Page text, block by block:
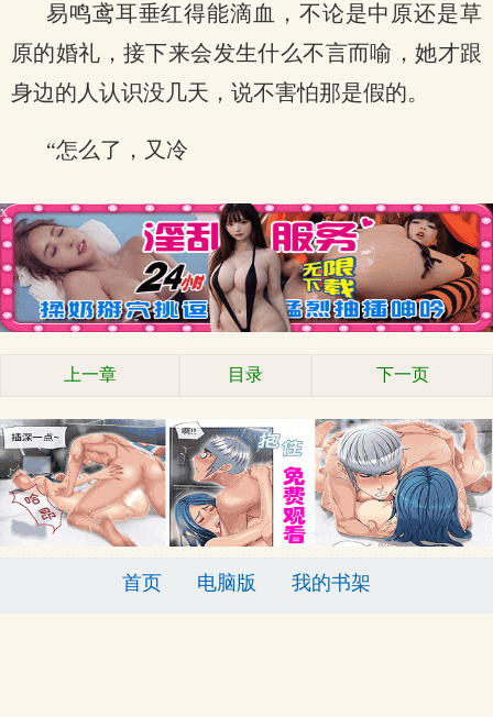
易鸣鸢耳垂红得能滴血，不论是中原还是草
原的婚礼，接下来会发生什么不言而喻，她才跟
身边的人认识没几天，说不害怕那是假的。
“怎么了，又冷
x
上一章 目录 下一页
x
首页 电脑版 我的书架